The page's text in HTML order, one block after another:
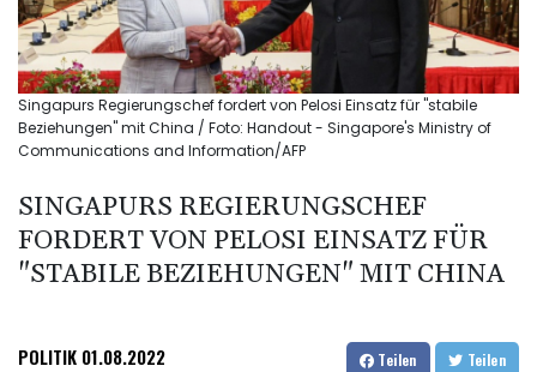
Singapurs Regierungschef fordert von Pelosi Einsatz für "stabile
Beziehungen" mit China / Foto: Handout - Singapore's Ministry of
Communications and Information/AFP
SINGAPURS REGIERUNGSCHEF
FORDERT VON PELOSI EINSATZ FÜR
"STABILE BEZIEHUNGEN" MIT CHINA
POLITIK 01.08.2022 Teilen Teilen